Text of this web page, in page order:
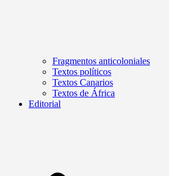
Fragmentos anticoloniales
Textos políticos
Textos Canarios
Textos de África
Editorial